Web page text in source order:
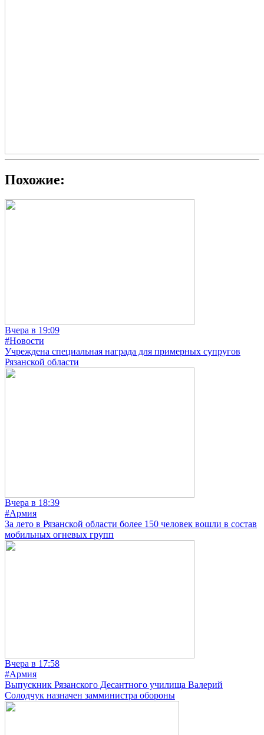
Похожие:
Вчера в 19:09
#Новости
Учреждена специальная награда для примерных супругов
Рязанской области
Вчера в 18:39
#Армия
За лето в Рязанской области более 150 человек вошли в состав
мобильных огневых групп
Вчера в 17:58
#Армия
Выпускник Рязанского Десантного училища Валерий
Солодчук назначен замминистра обороны